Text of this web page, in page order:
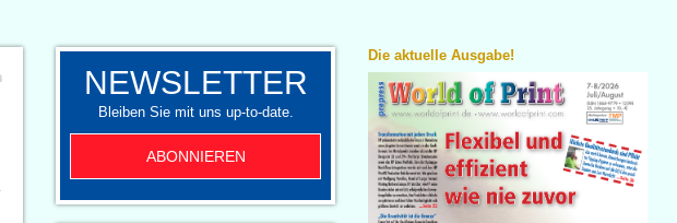
NEWSLETTER
Bleiben Sie mit uns up-to-date.
ABONNIEREN
Die aktuelle Ausgabe!